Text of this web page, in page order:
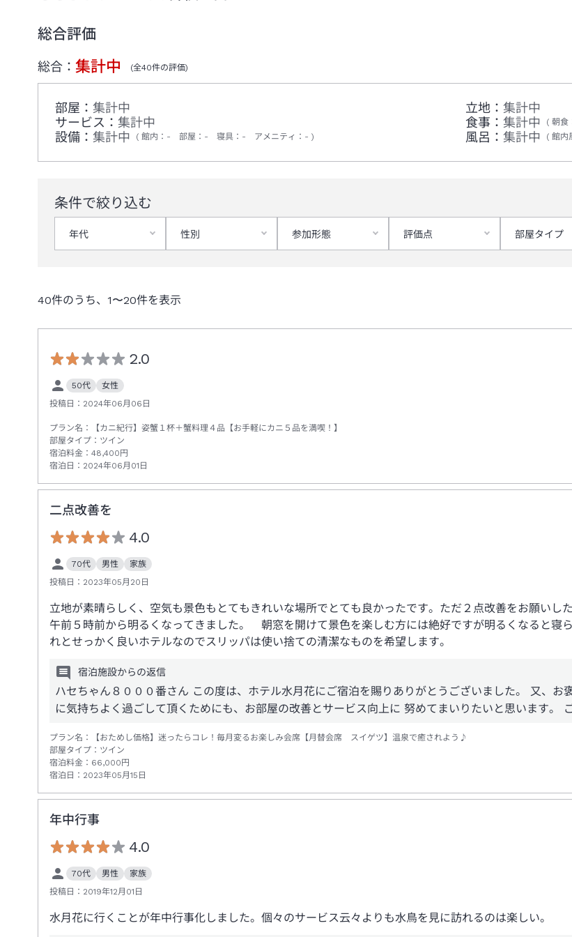
総合評価
総合： 集計中 (全40件の評価)
部屋： 集計中 立地： 集計中
サービス： 集計中 食事： 集計中 朝食
設備： 集計中 館内 ： - 部屋 ： - 寝具 ： - アメニティ ： - 風呂： 集計中 館内
条件で絞り込む
年代 性別 参加形態 評価点 部屋タイプ
40件のうち、 1〜20件を表示
2.0
50代
女性
投稿日： 2024年06月06日
プラン名：
【カニ紀行】姿蟹１杯＋蟹料理４品【お手軽にカニ５品を満喫！】
部屋タイプ： ツイン
宿泊料金： 48,400円
宿泊日： 2024年06月01日
二点改善を
4.0
70代 男性
家族
投稿日： 2023年05月20日
立地が素晴らしく、空気も景色もとてもきれいな場所でとても良かったです。ただ２点改善をお願い
午前５時前から明るくなってきました。 朝窓を開けて景色を楽しむ方には絶好ですが明るくなると寝
れとせっかく良いホテルなのでスリッパは使い捨ての清潔なものを希望します。
宿泊施設からの返信
ハセちゃん８０００番さん この度は、ホテル水月花にご宿泊を賜りありがとうございました。 又、
に気持ちよく過ごして頂くためにも、お部屋の改善とサービス向上に 努めてまいりたいと思います。
プラン名：
【おためし価格】迷ったらコレ！毎月変るお楽しみ会席【月替会席 スイゲツ】温泉で癒されよう♪
部屋タイプ： ツイン
宿泊料金： 66,000円
宿泊日： 2023年05月15日
年中行事
4.0
70代 男性
家族
投稿日： 2019年12月01日
水月花に行くことが年中行事化しました。個々のサービス云々よりも水鳥を見に訪れるのは楽しい。